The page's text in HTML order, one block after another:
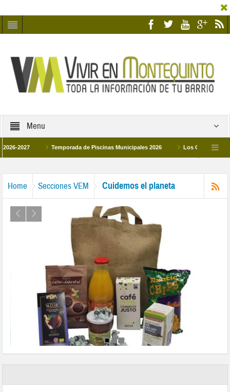
Menu
2027 Temporada de Piscinas Municipales 2026 Los Campus de
Home Secciones VEM Cuidemos el planeta